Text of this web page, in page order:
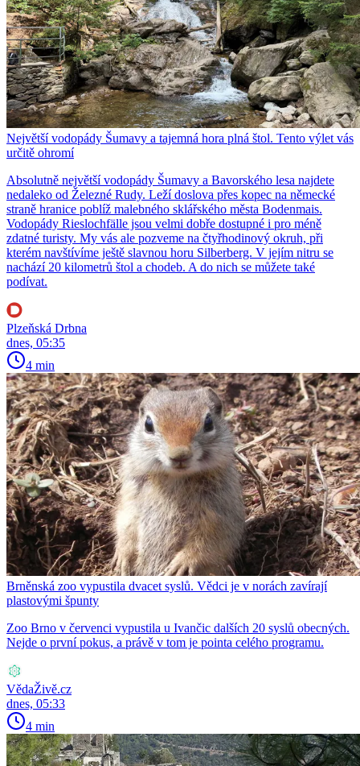
Největší vodopády Šumavy a tajemná hora plná štol. Tento výlet vás
určitě ohromí
Absolutně největší vodopády Šumavy a Bavorského lesa najdete
nedaleko od Železné Rudy. Leží doslova přes kopec na německé
straně hranice poblíž malebného sklářského města Bodenmais.
Vodopády Rieslochfälle jsou velmi dobře dostupné i pro méně
zdatné turisty. My vás ale pozveme na čtyřhodinový okruh, při
kterém navštívíme ještě slavnou horu Silberberg. V jejím nitru se
nachází 20 kilometrů štol a chodeb. A do nich se můžete také
podívat.
Plzeňská Drbna
dnes, 05:35
4 min
Brněnská zoo vypustila dvacet syslů. Vědci je v norách zavírají
plastovými špunty
Zoo Brno v červenci vypustila u Ivančic dalších 20 syslů obecných.
Nejde o první pokus, a právě v tom je pointa celého programu.
VědaŽivě.cz
dnes, 05:33
4 min